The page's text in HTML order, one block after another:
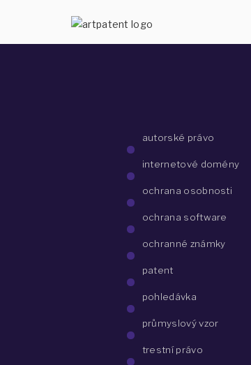
autorské právo
internetové domény
ochrana osobnosti
ochrana software
ochranné známky
patent
pohledávka
průmyslový vzor
trestní právo